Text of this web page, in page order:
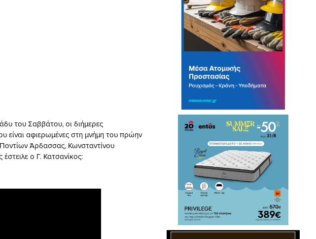
του Σαββάτου, οι διήμερες
είναι αφιερωμένες στη μνήμη του πρώην
Άρδασσας, Κωνσταντίνου
ο Γ. Κατσανίκος: